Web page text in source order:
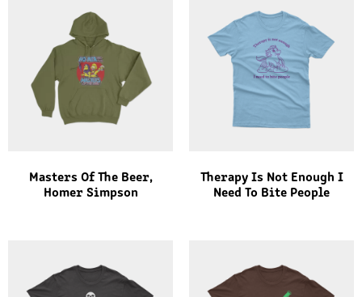
Masters Of The Beer,
Homer Simpson
Therapy Is Not Enough I
Need To Bite People